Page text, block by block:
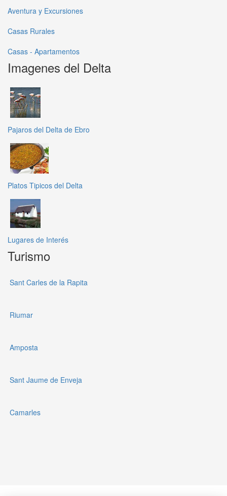
Aventura y Excursiones
Casas Rurales
Casas - Apartamentos
Imagenes del Delta
Pajaros del Delta de Ebro
Platos Tipicos del Delta
Lugares de Interés
Turismo
Sant Carles de la Rapita
Riumar
Amposta
Sant Jaume de Enveja
Camarles